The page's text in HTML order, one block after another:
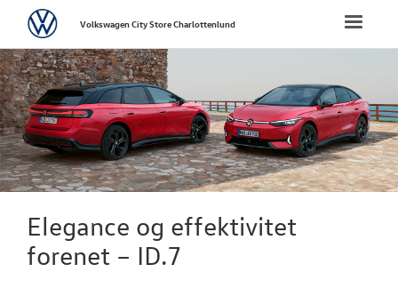
NYE
Bestil
Toggle
VolkswagenVolkswagen City Store Charlottenlund
Elegance og effektivitet
forenet – ID.7